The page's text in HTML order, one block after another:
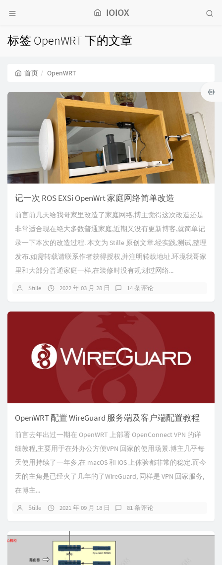
IOIOX
标签 OpenWRT 下的文章
首页 OpenWRT
记一次 ROS EXSi OpenWrt 家庭网络简单改造
前言前几天给我哥家里改造了家庭网络,博主觉得这次改造还是
非常适合现在绝大多数普通家庭,近期又没有更新博客,就简单记
录一下本次的改造过程. 本文为 Stille 原创文章.经实践,测试,整理
发布.如需转载请联系作者获得授权,并注明转载地址.环境我哥家
里和大部分普通家庭一样,在装修时没有规划过网络...
Stille 2022 年 03 月 28 日 14 条评论
OpenWRT 配置 WireGuard 服务端及客户端配置教程
前言去年出过一期在 OpenWRT 上部署 OpenConnect VPN 的详
细教程,主要用于在外办公方便VPN 回家的使用场景.博主几乎每
天使用持续了一年多,在 macOS 和 iOS 上体验都非常的稳定.而今
天的主角是已经火了几年的了WireGuard, 同样是 VPN 回家服务,
在博主...
Stille 2021 年 09 月 18 日 81 条评论